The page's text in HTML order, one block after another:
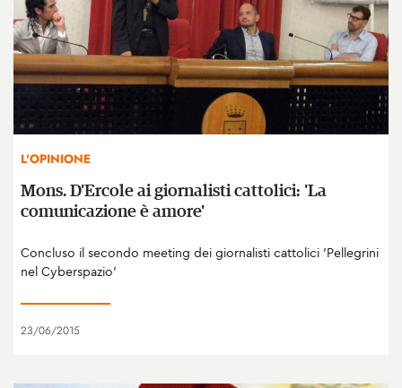
L'OPINIONE
Mons. D'Ercole ai giornalisti cattolici: 'La
comunicazione è amore'
Concluso il secondo meeting dei giornalisti cattolici 'Pellegrini
nel Cyberspazio'
23/06/2015